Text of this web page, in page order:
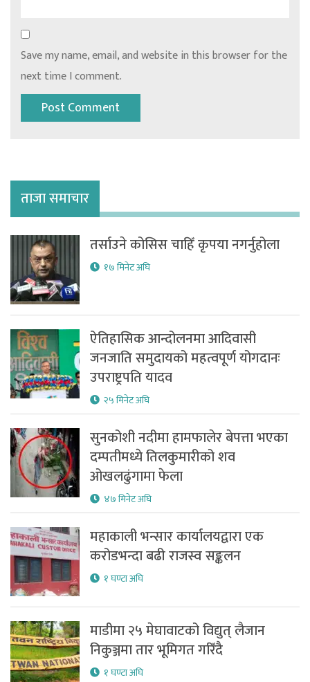
Save my name, email, and website in this browser for the
next time I comment.
ताजा समाचार
तर्साउने कोसिस चाहिँ कृपया नगर्नुहोला
१७ मिनेट अघि
ऐतिहासिक आन्दोलनमा आदिवासी
जनजाति समुदायको महत्वपूर्ण योगदानः
उपराष्ट्रपति यादव
२५ मिनेट अघि
सुनकोशी नदीमा हामफालेर बेपत्ता भएका
दम्पतीमध्ये तिलकुमारीको शव
ओखलढुंगामा फेला
४७ मिनेट अघि
महाकाली भन्सार कार्यालयद्वारा एक
करोडभन्दा बढी राजस्व सङ्कलन
१ घण्टा अघि
माडीमा २५ मेघावाटको विद्युत् लैजान
निकुञ्जमा तार भूमिगत गरिँदै
१ घण्टा अघि